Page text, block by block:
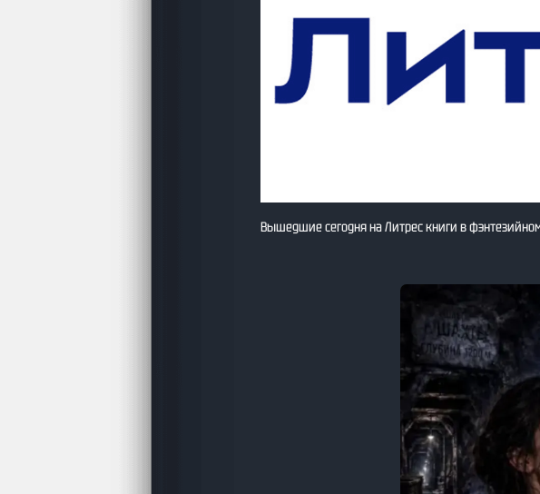
Вышедшие сегодня на Литрес книги в